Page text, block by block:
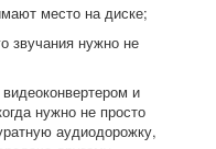
место на диске;
звучания нужно не
и
нужно не просто
аудиодорожку,